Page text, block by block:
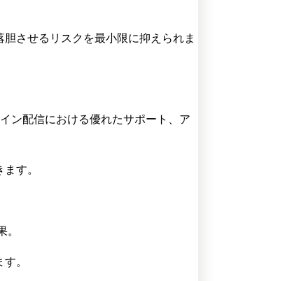
させるリスクを最小限に抑えられま
ン配信における優れたサポート、ア
す。
。